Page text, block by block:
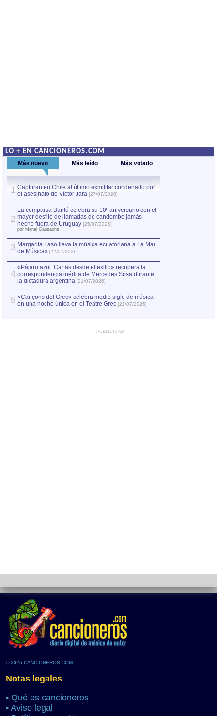
LO + EN CANCIONEROS.COM
Más nuevo Más leído Más votado
1 Capturan en Chile al último exmilitar condenado por
el asesinato de Víctor Jara [27/07/2026]
2
La comparsa Bantú celebra su 10º aniversario con el
mayor desfile de llamadas de candombe jamás
hecho fuera de Uruguay [25/07/2026]
por Manel Gausachs
3 Margarita Laso lleva la música ecuatoriana a La Mar
de Músicas [22/07/2026]
4
«Pájaro azul. Cartas desde el exilio» recupera la
correspondencia inédita de Mercedes Sosa durante
la dictadura argentina [21/07/2026]
5 «Cançons del Grec» celebra medio siglo de música
en una noche única en el Teatre Grec [21/07/2026]
PUBLICIDAD
© 2026 CANCIONEROS.COM
Notas legales
• Qué es cancioneros
• Aviso legal